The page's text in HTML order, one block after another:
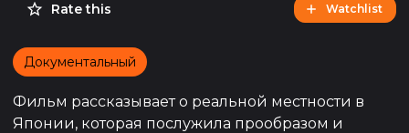
Rate this Watchlist
Документальный
Фильм рассказывает о реальной местности в
Японии, которая послужила прообразом и